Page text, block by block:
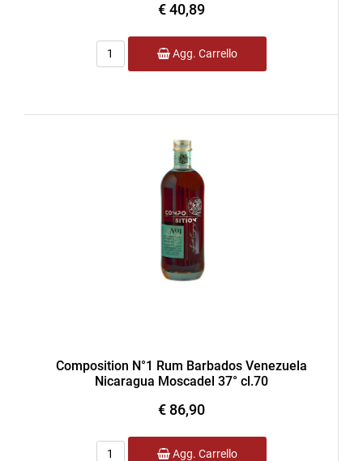
€ 40,89
Quantità
Agg. Carrello
Composition N°1 Rum Barbados Venezuela
Nicaragua Moscadel 37° cl.70
€ 86,90
Quantità
Agg. Carrello